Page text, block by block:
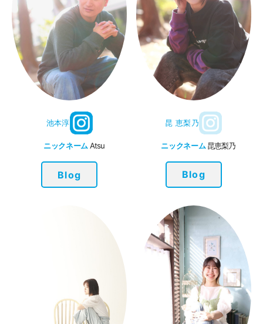
池本淳
ニックネームAtsu
Blog
昆 恵梨乃
ニックネーム昆恵梨乃
Blog